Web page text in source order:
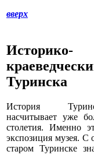
вверх
Историко-
Туринска
История
насчитывает уже
столетия. Именно
экспозиция музея. С
старом Туринске